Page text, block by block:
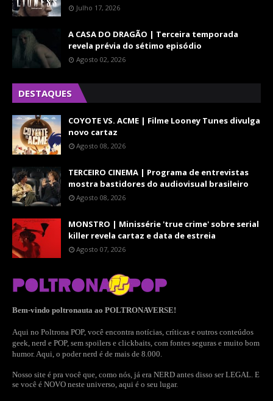
Julho 17, 2026
A CASA DO DRAGÃO | Terceira temporada
revela prévia do sétimo episódio
Agosto 02, 2026
DESTAQUES
COYOTE VS. ACME | Filme Looney Tunes divulga
novo cartaz
Agosto 08, 2026
TERCEIRO CINEMA | Programa de entrevistas
mostra bastidores do audiovisual brasileiro
Agosto 08, 2026
MONSTRO | Minissérie 'true crime' sobre serial
killer revela cartaz e data de estreia
Agosto 07, 2026
Bem-vindo poltronauta ao POLTRONAVERSE!
Aqui no Poltrona POP, você encontra notícias, críticas e outros conteúdos
geek, nerd e POP, sem spoilers e clickbaits, com fontes seguras e muito bom
humor. Aqui, o poder nerd é de mais de 8.000.
Nosso site é pra você que, como nós, já era NERD antes disso ser LEGAL. E
se você é NOVO neste universo, aqui é o seu lugar.